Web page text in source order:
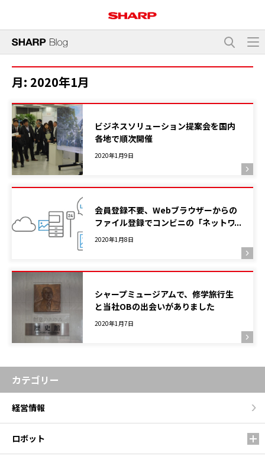
月: 2020年1月
ビジネスソリューション提案会を国内
各地で順次開催
2020年1月9日
会員登録不要、Webブラウザーからの
ファイル登録でコンビニの「ネットワ
ークプリント」が使えます！
2020年1月8日
シャープミュージアムで、修学旅行生
と当社OBの出会いがありました
2020年1月7日
カテゴリー
経営情報
ロボット